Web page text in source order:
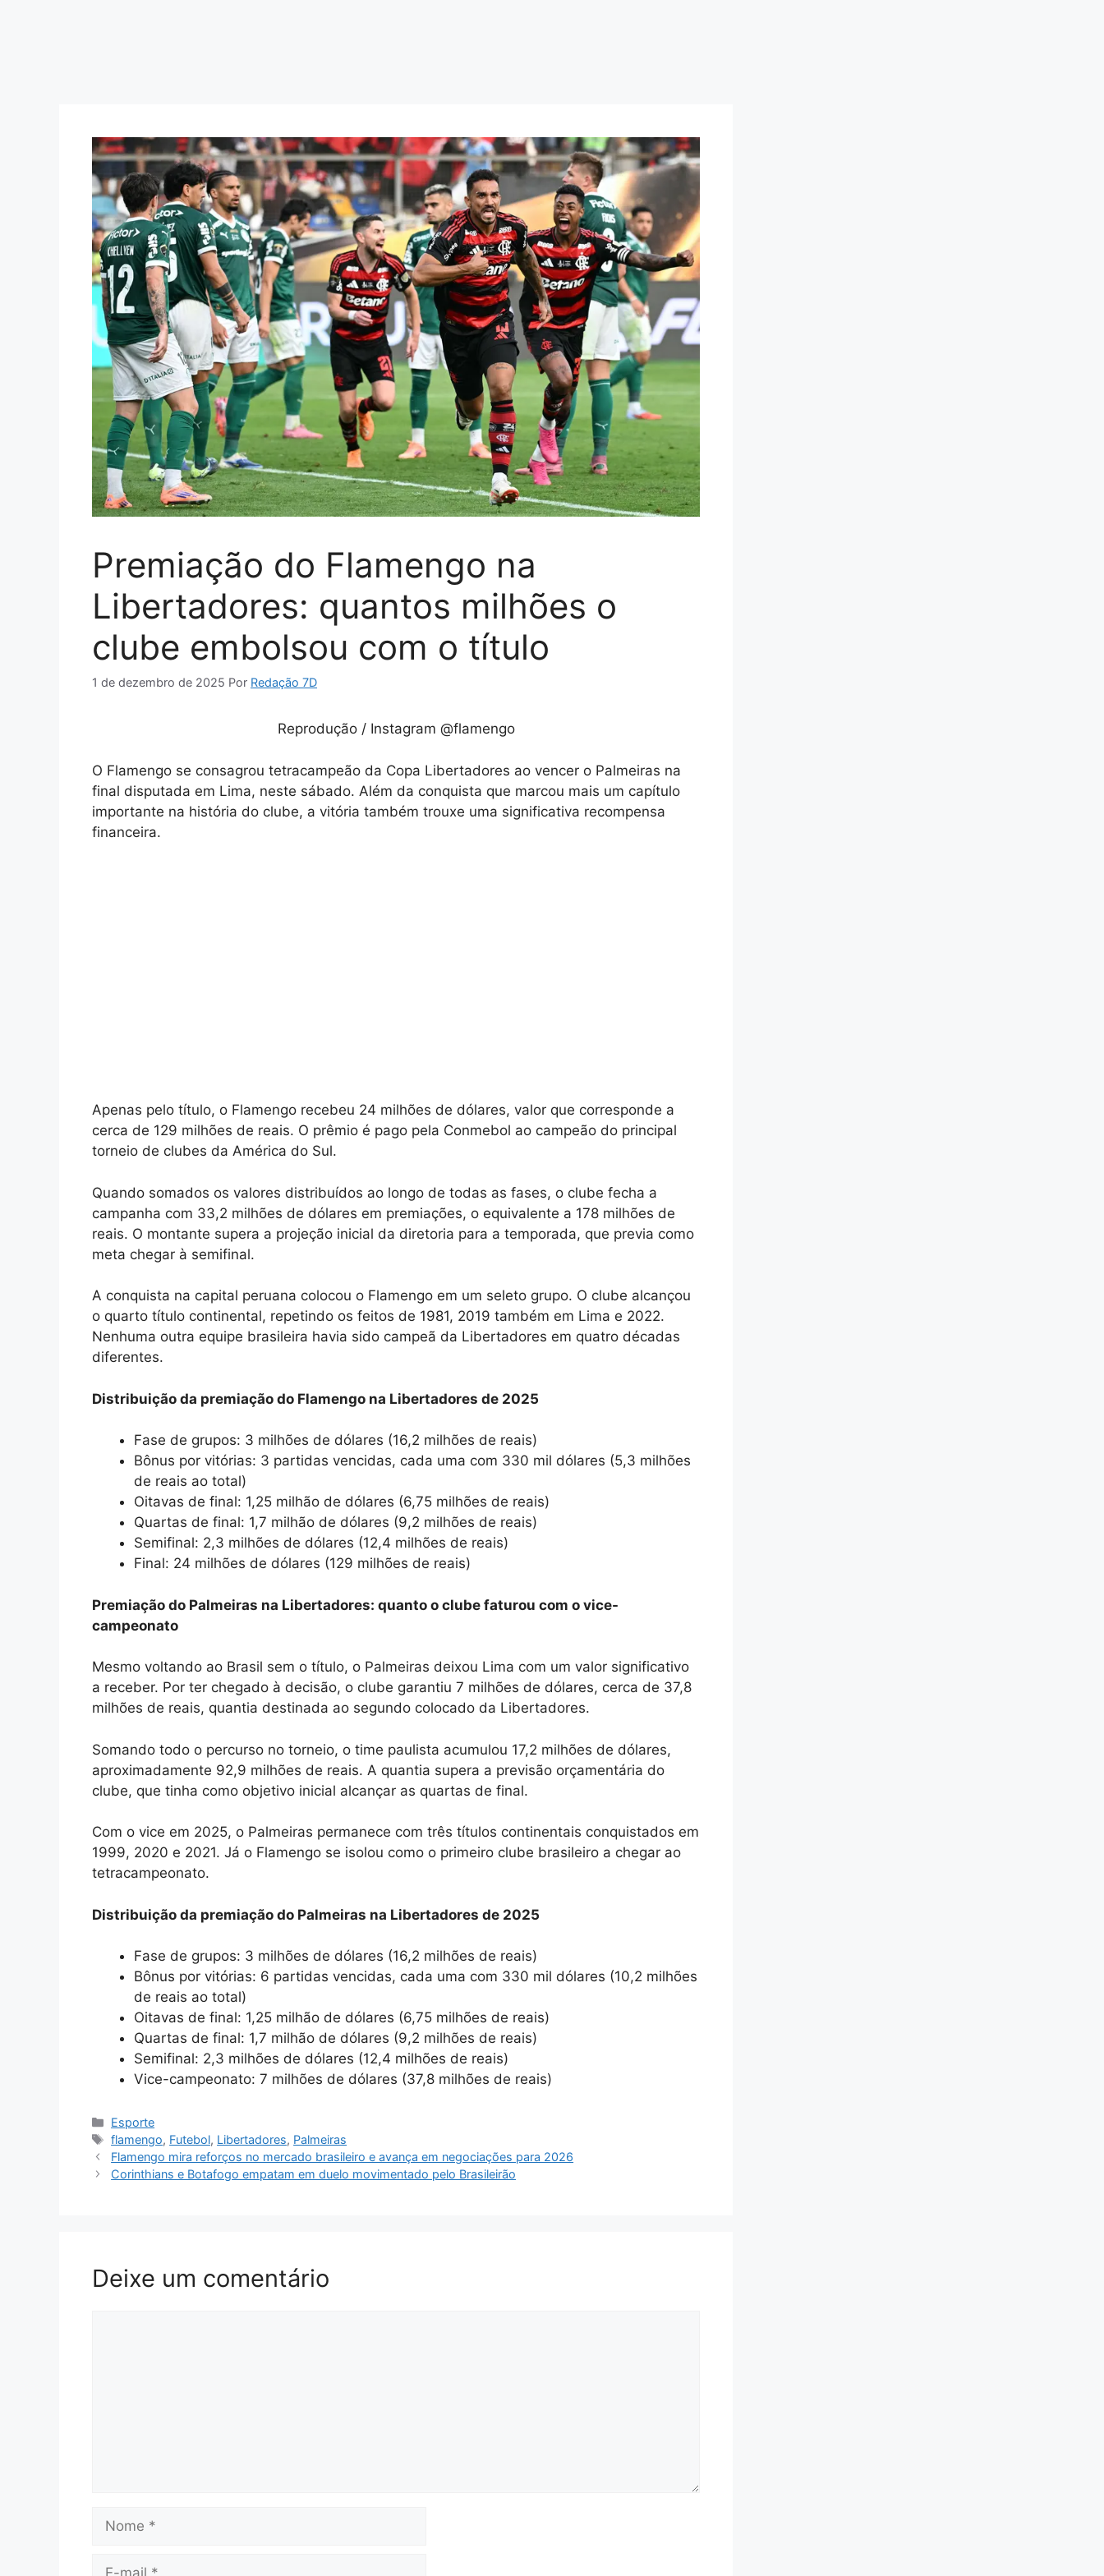
Premiação do Flamengo na
Libertadores: quantos milhões o
clube embolsou com o título
1 de dezembro de 2025 Por Redação 7D
Reprodução / Instagram @flamengo
O Flamengo se consagrou tetracampeão da Copa Libertadores ao vencer o Palmeiras na
final disputada em Lima, neste sábado. Além da conquista que marcou mais um capítulo
importante na história do clube, a vitória também trouxe uma significativa recompensa
financeira.
Apenas pelo título, o Flamengo recebeu 24 milhões de dólares, valor que corresponde a
cerca de 129 milhões de reais. O prêmio é pago pela Conmebol ao campeão do principal
torneio de clubes da América do Sul.
Quando somados os valores distribuídos ao longo de todas as fases, o clube fecha a
campanha com 33,2 milhões de dólares em premiações, o equivalente a 178 milhões de
reais. O montante supera a projeção inicial da diretoria para a temporada, que previa como
meta chegar à semifinal.
A conquista na capital peruana colocou o Flamengo em um seleto grupo. O clube alcançou
o quarto título continental, repetindo os feitos de 1981, 2019 também em Lima e 2022.
Nenhuma outra equipe brasileira havia sido campeã da Libertadores em quatro décadas
diferentes.
Distribuição da premiação do Flamengo na Libertadores de 2025
Fase de grupos: 3 milhões de dólares (16,2 milhões de reais)
Bônus por vitórias: 3 partidas vencidas, cada uma com 330 mil dólares (5,3 milhões
de reais ao total)
Oitavas de final: 1,25 milhão de dólares (6,75 milhões de reais)
Quartas de final: 1,7 milhão de dólares (9,2 milhões de reais)
Semifinal: 2,3 milhões de dólares (12,4 milhões de reais)
Final: 24 milhões de dólares (129 milhões de reais)
Premiação do Palmeiras na Libertadores: quanto o clube faturou com o vice-
campeonato
Mesmo voltando ao Brasil sem o título, o Palmeiras deixou Lima com um valor significativo
a receber. Por ter chegado à decisão, o clube garantiu 7 milhões de dólares, cerca de 37,8
milhões de reais, quantia destinada ao segundo colocado da Libertadores.
Somando todo o percurso no torneio, o time paulista acumulou 17,2 milhões de dólares,
aproximadamente 92,9 milhões de reais. A quantia supera a previsão orçamentária do
clube, que tinha como objetivo inicial alcançar as quartas de final.
Com o vice em 2025, o Palmeiras permanece com três títulos continentais conquistados em
1999, 2020 e 2021. Já o Flamengo se isolou como o primeiro clube brasileiro a chegar ao
tetracampeonato.
Distribuição da premiação do Palmeiras na Libertadores de 2025
Fase de grupos: 3 milhões de dólares (16,2 milhões de reais)
Bônus por vitórias: 6 partidas vencidas, cada uma com 330 mil dólares (10,2 milhões
de reais ao total)
Oitavas de final: 1,25 milhão de dólares (6,75 milhões de reais)
Quartas de final: 1,7 milhão de dólares (9,2 milhões de reais)
Semifinal: 2,3 milhões de dólares (12,4 milhões de reais)
Vice-campeonato: 7 milhões de dólares (37,8 milhões de reais)
Categorias
Esporte
Tags
flamengo, Futebol, Libertadores, Palmeiras
Flamengo mira reforços no mercado brasileiro e avança em negociações para 2026
Corinthians e Botafogo empatam em duelo movimentado pelo Brasileirão
Deixe um comentário
Nome